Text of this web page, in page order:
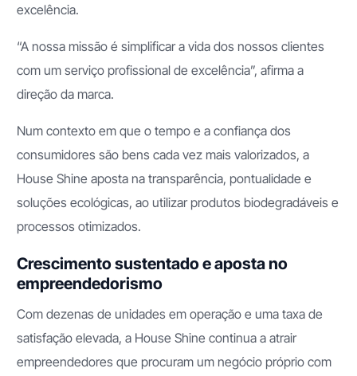
excelência.
“A nossa missão é simplificar a vida dos nossos clientes
com um serviço profissional de excelência”, afirma a
direção da marca.
Num contexto em que o tempo e a confiança dos
consumidores são bens cada vez mais valorizados, a
House Shine aposta na transparência, pontualidade e
soluções ecológicas, ao utilizar produtos biodegradáveis e
processos otimizados.
Crescimento sustentado e aposta no
empreendedorismo
Com dezenas de unidades em operação e uma taxa de
satisfação elevada, a House Shine continua a atrair
empreendedores que procuram um negócio próprio com